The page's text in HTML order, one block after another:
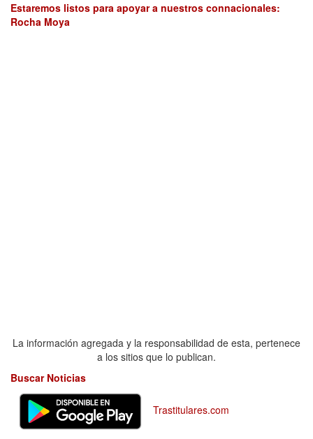
Estaremos listos para apoyar a nuestros connacionales:
Rocha Moya
La información agregada y la responsabilidad de esta, pertenece
a los sitios que lo publican.
Buscar Noticias
Trastitulares.com